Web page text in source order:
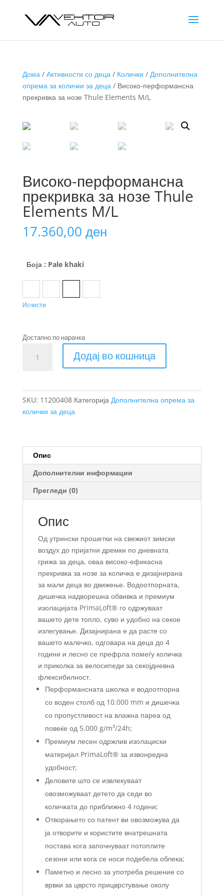
Дома/ Активности со деца/ Колички / Дополнителна
опрема за колички за деца/ Високо-перформансна
прекривка за нозе Thule Elements M/L
Високо-перформансна
прекривка за нозе Thule
Elements M/L
17.360,00 ден
Боја : Pale khaki
Исчисти
Достапно по нарачка
перформансна
Додај во кошница
SKU: 11200408 Категорија Дополнителна опрема за
колички за деца
Опис
Дополнителни информации
Прегледи (0)
Опис
Од утрински прошетки на свежиот зимски
воздух до пријатни дремки по дневната
грижа за деца, оваа високо-ефикасна
прекривка за нозе за количка е дизајнирана
за мали деца во движење. Водоотпорната,
дишечка надворешна обвивка и премиум
изолацијата PrimaLoft® го одржуваат
вашето дете топло, суво и удобно на секое
излегување. Дизајнирана е да расте со
вашето малечко, одговара на деца до 4
години и лесно се префрла помеѓу количка
и приколка за велосипеди за секојдневна
флексибилност.
Перформансната школка е водоотпорна
со воден столб од 10.000 mm и дишечка
со пропустливост на влажна пареа од
повеќе од 5.000 g/m³/24h;
Премиум лесен одржлив изолациски
материјал PrimaLoft® за извонредна
удобност;
Деловите што се извлекуваат
овозможуваат детето да седи во
количката до приближно 4 години;
Отворањето со патент ви овозможува да
ја отворите и користите внатрешната
постава кога започнуваат потоплите
сезони или кога се носи подебела облека;
Паметно и лесно за употреба решение со
врвки за цврсто прицврстување околу